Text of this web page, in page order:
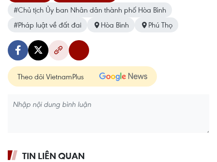
#Chủ tịch Ủy ban Nhân dân thành phố Hòa Bình
#Pháp luật về đất đai
Hòa Bình Phú Thọ
Theo dõi VietnamPlus
TIN LIÊN QUAN